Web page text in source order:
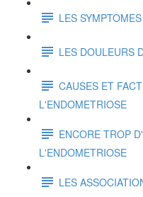
LES
LES DOULEURS
CAUSES ET
L'ENDOMETRIOSE
ENCORE TROP
L'ENDOMETRIOSE
LES